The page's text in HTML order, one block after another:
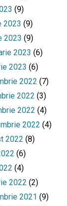
(9)
2023 (9)
2023 (9)
2023 (6)
2023 (6)
2022 (7)
2022 (3)
2022 (4)
2022 (4)
2022 (8)
(6)
(4)
2022 (2)
2021 (9)